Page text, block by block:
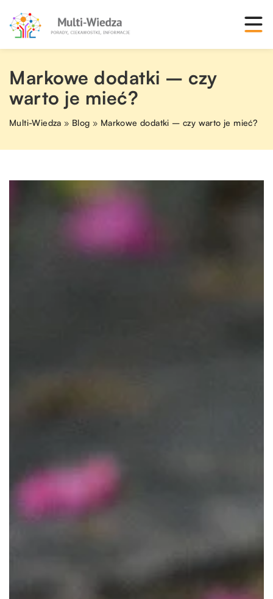
Markowe dodatki – czy
warto je mieć?
Multi-Wiedza » Blog » Markowe dodatki – czy warto je mieć?